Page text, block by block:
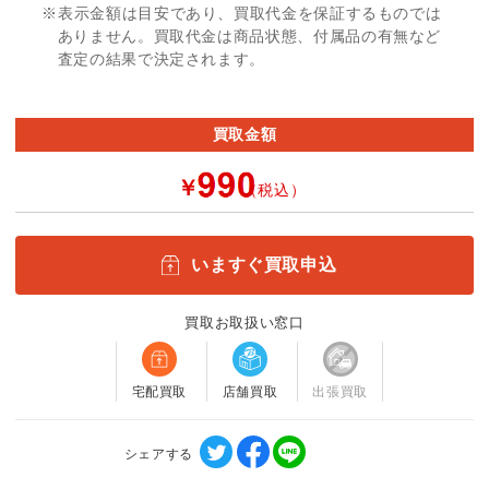
※表示金額は目安であり、買取代金を保証するものでは
ありません。買取代金は商品状態、付属品の有無など
査定の結果で決定されます。
買取金額
￥ （税込）
いますぐ買取申込
買取お取扱い窓口
宅配買取 店舗買取 出張買取
シェアする